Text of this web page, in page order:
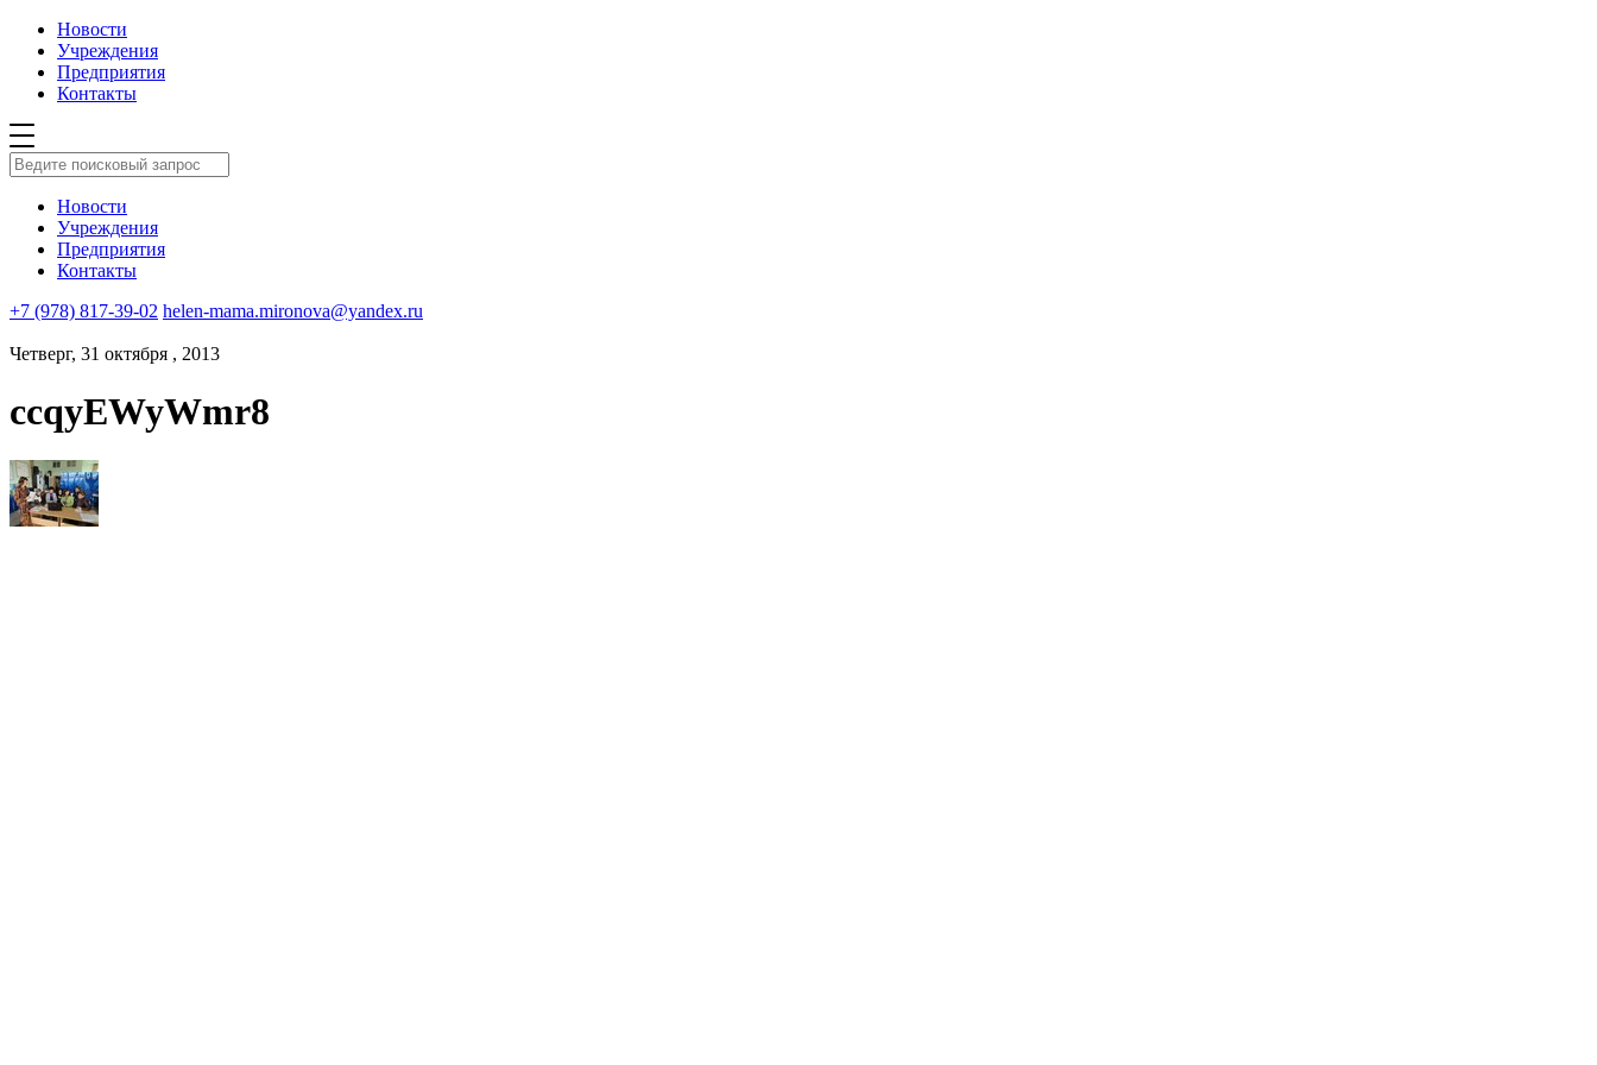
Новости
Учреждения
Предприятия
Контакты
Новости
Учреждения
Предприятия
Контакты
+7 (978) 817-39-02 helen-mama.mironova@yandex.ru
Четверг, 31 октября , 2013
ccqyEWyWmr8